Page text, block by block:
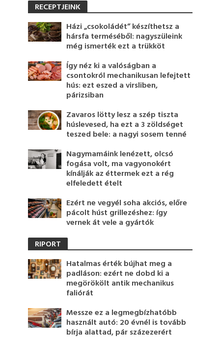
RECEPTJEINK
Házi „csokoládét” készíthetsz a
hársfa terméséből: nagyszüleink
még ismerték ezt a trükköt
Így néz ki a valóságban a
csontokról mechanikusan lefejtett
hús: ezt eszed a virsliben,
párizsiban
Zavaros lötty lesz a szép tiszta
húslevesed, ha ezt a 3 zöldséget
teszed bele: a nagyi sosem tenné
Nagymamáink lenézett, olcsó
fogása volt, ma vagyonokért
kínálják az éttermek ezt a rég
elfeledett ételt
Ezért ne vegyél soha akciós, előre
pácolt húst grillezéshez: így
vernek át vele a gyártók
RIPORT
Hatalmas érték bújhat meg a
padláson: ezért ne dobd ki a
megörökölt antik mechanikus
faliórát
Messze ez a legmegbízhatóbb
használt autó: 20 évnél is tovább
bírja alattad, pár százezerért